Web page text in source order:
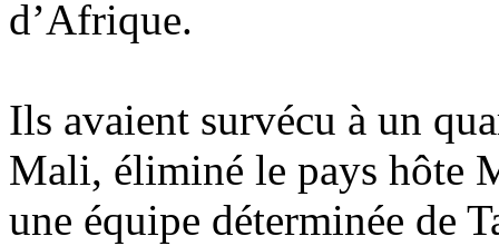
d’Afrique.
Ils avaient survécu à un
Mali, éliminé le pays hôte
une équipe déterminée de